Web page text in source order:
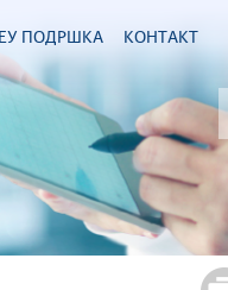
ЕУ ПОДРШКА КОНТАКТ